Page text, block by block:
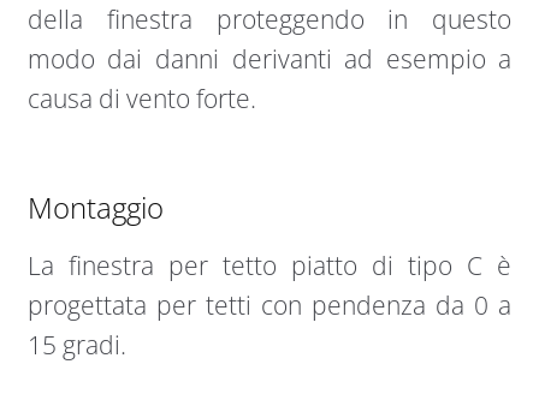
della finestra proteggendo in questo
modo dai danni derivanti ad esempio a
causa di vento forte.
Montaggio
La finestra per tetto piatto di tipo C è
progettata per tetti con pendenza da 0 a
15 gradi.